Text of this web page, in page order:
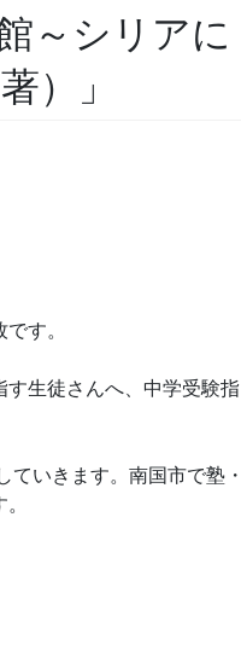
～シリアに
）」
す。
す生徒さんへ、中学受験指
いきます。南国市で塾・